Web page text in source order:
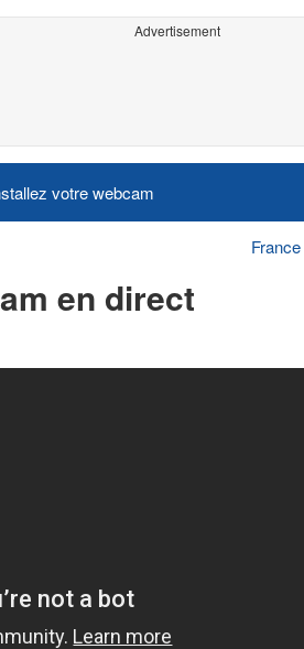
Advertisement
votre webcam
France
en direct